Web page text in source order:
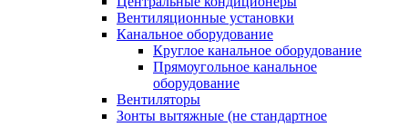
Вентиляционные установки
Канальное оборудование
Круглое канальное оборудование
Прямоугольное канальное
оборудование
Вентиляторы
Зонты вытяжные (не стандартное